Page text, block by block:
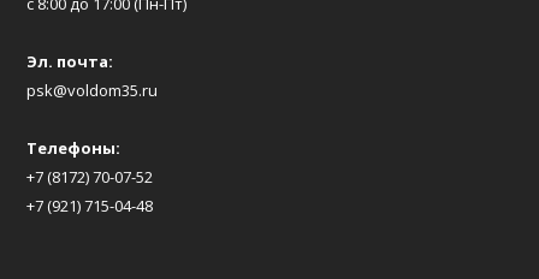
Эл. почта:
psk@voldom35.ru
Телефоны:
+7 (8172) 70-07-52
+7 (921) 715-04-48